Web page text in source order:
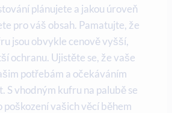
plánujete a jakou úroveň
pro váš obsah. Pamatujte, že
jsou obvykle cenově vyšší,
ochranu. Ujistěte se, že vaše
potřebám a očekáváním
S vhodným kufru na palubě se
poškození vašich věcí během